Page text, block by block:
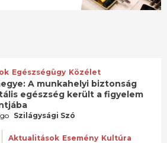
Egészségügy Közélet
A munkahelyi biztonság
egészség került a figyelem
Szilágysági Szó
Aktualitások Esemény Kultúra